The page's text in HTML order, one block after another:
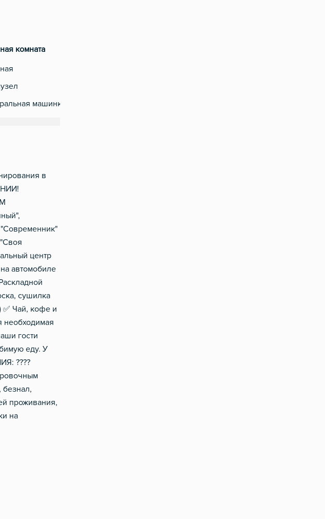
комната
машинка
мыло
в
"Современник"
центр
автомобиле
сушилка
✅ Чай, кофе и
необходимая
гости
еду. У
????
безнал,
проживания,
на